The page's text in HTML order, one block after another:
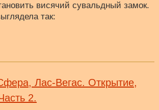
висячий сувальдный замок.
так:
Лас-Вегас. Открытие,
2.